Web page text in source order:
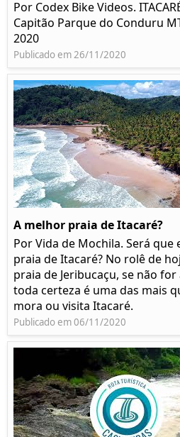
Por Codex Bike Videos.
Capitão Parque do Conduru
2020
Publicado em 26/11/2020
A melhor praia de Itacaré?
Por Vida de Mochila. Será
praia de Itacaré? No rolê de
praia de Jeribucaçu, se não
toda certeza é uma das mais
mora ou visita Itacaré.
Publicado em 06/11/2020